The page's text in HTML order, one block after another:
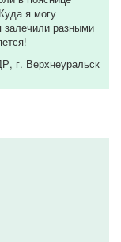
я могу
залечили разными
, г. Верхнеуральск